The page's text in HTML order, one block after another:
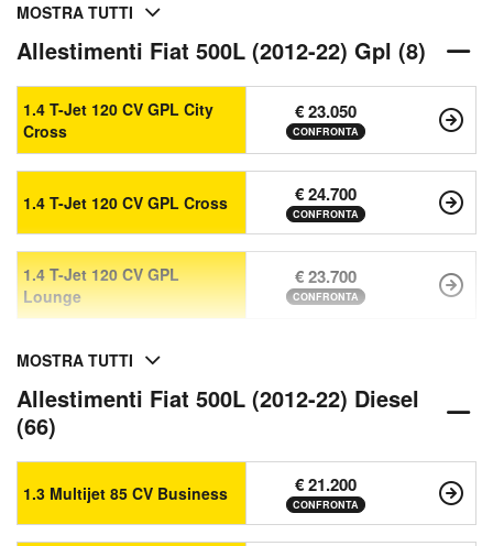
MOSTRA TUTTI
Allestimenti Fiat 500L (2012-22) Gpl (8)
1.4 T-Jet 120 CV GPL City
Cross
€ 23.050
CONFRONTA
1.4 T-Jet 120 CV GPL Cross € 24.700
CONFRONTA
1.4 T-Jet 120 CV GPL
Lounge
€ 23.700
CONFRONTA
MOSTRA TUTTI
Allestimenti Fiat 500L (2012-22) Diesel
(66)
1.3 Multijet 85 CV Business € 21.200
CONFRONTA